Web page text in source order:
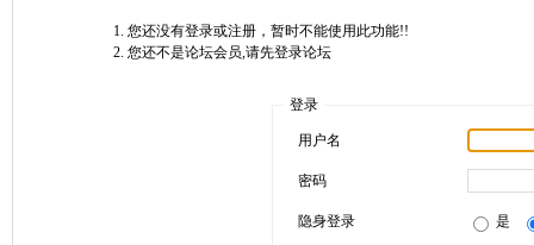
您还没有登录或注册，暂时不能使用此功能!!
您还不是论坛会员,请先登录论坛
登录
用户名
密码
隐身登录 是